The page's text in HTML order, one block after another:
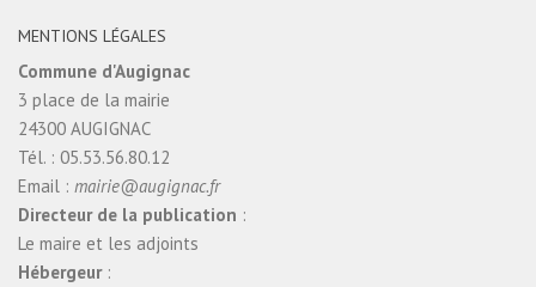
MENTIONS LÉGALES
Commune d'Augignac
3 place de la mairie
24300 AUGIGNAC
Tél. : 05.53.56.80.12
Email : mairie@augignac.fr
Directeur de la publication :
Le maire et les adjoints
Hébergeur: